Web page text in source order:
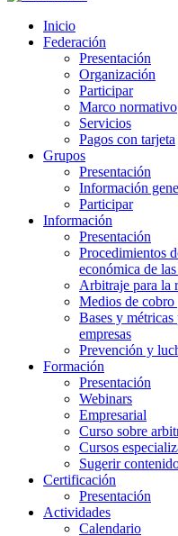
Inicio
Federación
Presentación
Organización
Participar
Marco normativo
Servicios
Pagos con tarjeta
Grupos
Presentación
Información
Participar
Información
Presentación
Procedimientos
económica de
Arbitraje para la
Medios de cobro
Bases y métricas
empresas
Prevención y
Formación
Presentación
Webinars
Empresarial
Curso sobre
Cursos
Sugerir
Certificación
Presentación
Actividades
Calendario